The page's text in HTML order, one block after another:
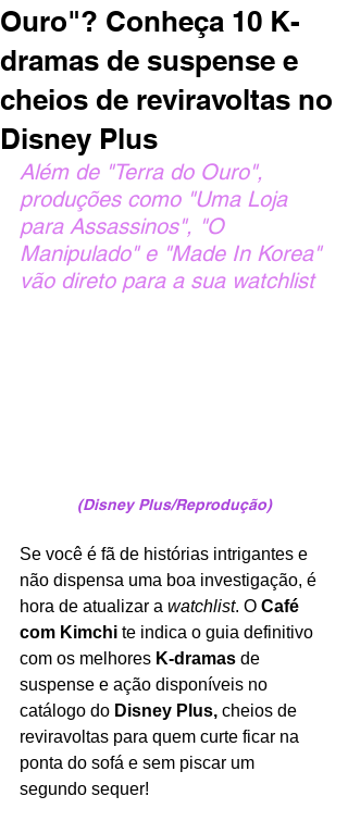
Ouro"? Conheça 10 K-
dramas de suspense e
cheios de reviravoltas no
Disney Plus
Além de "Terra do Ouro",
produções como "Uma Loja
para Assassinos", "O
Manipulado" e "Made In Korea"
vão direto para a sua watchlist
(Disney Plus/Reprodução)
Se você é fã de histórias intrigantes e
não dispensa uma boa investigação, é
hora de atualizar a watchlist. O Café
com Kimchi te indica o guia definitivo
com os melhores K-dramas de
suspense e ação disponíveis no
catálogo do Disney Plus, cheios de
reviravoltas para quem curte ficar na
ponta do sofá e sem piscar um
segundo sequer!